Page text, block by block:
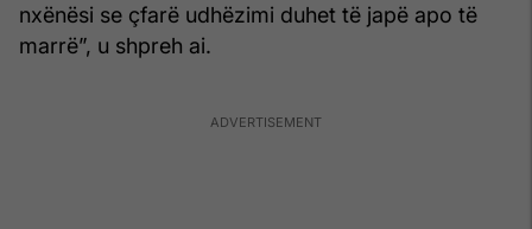
nxënësi se çfarë udhëzimi duhet të japë apo të
marrë”, u shpreh ai.